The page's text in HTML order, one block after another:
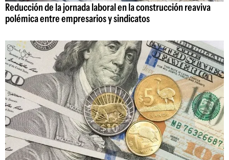
Reducción de la jornada laboral en la construcción reaviva
polémica entre empresarios y sindicatos